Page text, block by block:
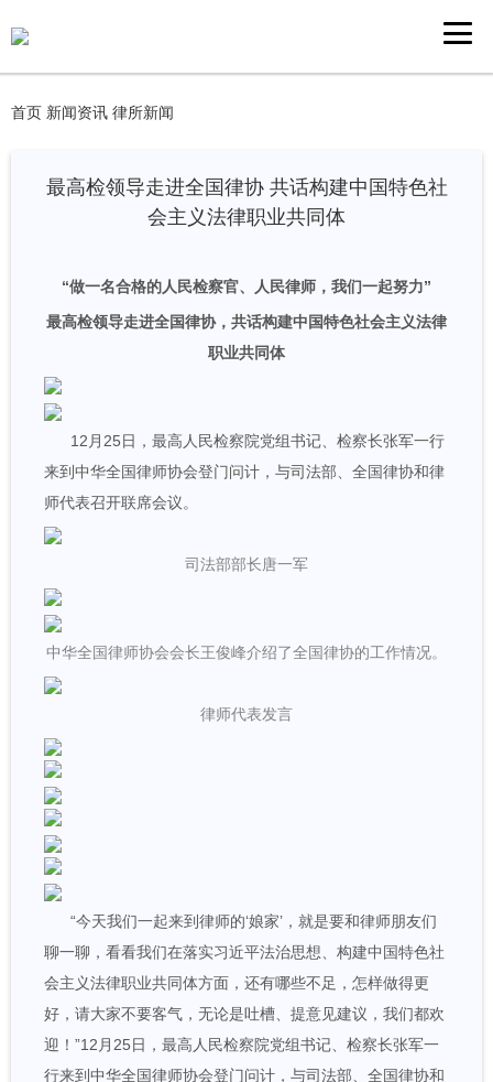
首页 新闻资讯 律所新闻
最高检领导走进全国律协 共话构建中国特色社
会主义法律职业共同体
“做一名合格的人民检察官、人民律师，我们一起努力”
最高检领导走进全国律协，共话构建中国特色社会主义法律
职业共同体
12月25日，最高人民检察院党组书记、检察长张军一行
来到中华全国律师协会登门问计，与司法部、全国律协和律
师代表召开联席会议。
司法部部长唐一军
中华全国律师协会会长王俊峰介绍了全国律协的工作情况。
律师代表发言
“今天我们一起来到律师的‘娘家’，就是要和律师朋友们
聊一聊，看看我们在落实习近平法治思想、构建中国特色社
会主义法律职业共同体方面，还有哪些不足，怎样做得更
好，请大家不要客气，无论是吐槽、提意见建议，我们都欢
迎！”12月25日，最高人民检察院党组书记、检察长张军一
行来到中华全国律师协会登门问计，与司法部、全国律协和